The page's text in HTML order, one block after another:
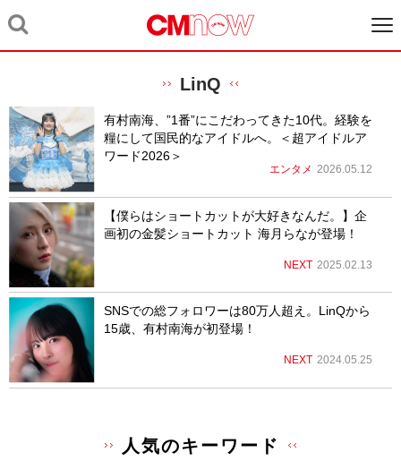
LinQ
有村南海、”1番”にこだわってきた10代。経験を
糧にして国民的なアイドルへ。＜超アイドルア
ワード2026＞
エンタメ 2026.05.12
【僕らはショートカットが大好きなんだ。】企
画初の金髪ショートカット 海月らなが登場！
NEXT 2025.02.13
SNSでの総フォロワーは80万人超え。LinQから
15歳、有村南海が初登場！
NEXT 2024.05.25
人気のキーワード